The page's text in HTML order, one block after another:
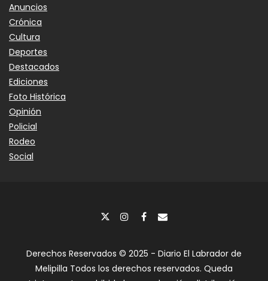
Anuncios
Crónica
Cultura
Deportes
Destacados
Ediciones
Foto Histórica
Opinión
Policial
Rodeo
Social
Derechos Reservados © 2025 - Diario El Labrador de
Melipilla Todos los derechos reservados. Queda